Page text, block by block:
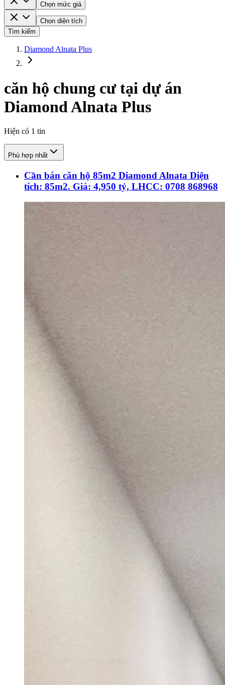
Chọn mức giá
Chọn diện tích
Tìm kiếm
Diamond Alnata Plus
căn hộ chung cư tại dự án
Diamond Alnata Plus
Hiện có 1 tin
Phù hợp nhất
Cần bán căn hộ 85m2 Diamond Alnata Diện
tích: 85m2. Giá: 4,950 tỷ, LHCC: 0708 868968